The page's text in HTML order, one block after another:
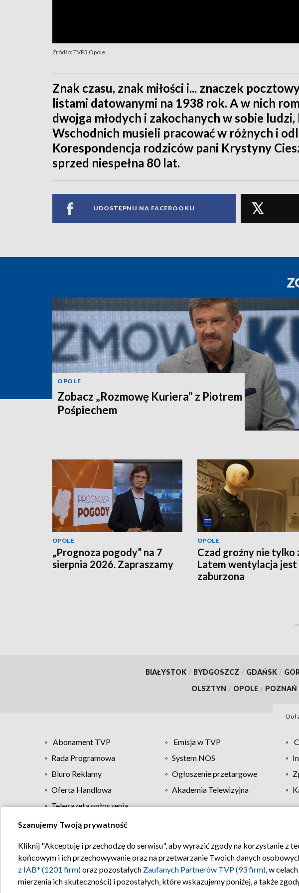
Źródło: TVP3 Opole
Znak czasu, znak miłości i... znaczek
listami datowanymi na 1938 rok. A w nich
dwojga młodych i zakochanych w sobie
Wschodnich musieli pracować w różnych i
Korespondencja rodziców pani Krystyny
sprzed niespełna 80 lat.
UDOSTĘPNIJ NA FACEBOOKU
OPOLE
Zobacz „Rozmowę Kuriera” z Piotrem
Pośpiechem
OPOLE
„Prognoza pogody” na 7
sierpnia 2026. Zapraszamy
OPOLE
Czad groźny nie tylko
Latem wentylacja jest
zaburzona
BIAŁYSTOK / BYDGOSZCZ / GDAŃSK /
OLSZTYN / OPOLE / POZNAŃ
Abonament TVP Emisja w TVP
Rada Programowa
System NOS
Biuro Reklamy
Ogłoszenie przetargowe
Oferta Handlowa
Akademia Telewizyjna
Telegazeta ogłoszenia
Regulamin TVP Polityka prywatności
Szanujemy Twoją prywatność
Kliknij "Akceptuję i przechodzę do serwisu", aby wyrazić zgody na korzystanie z
końcowym i ich przechowywanie oraz na przetwarzanie Twoich danych
z IAB* (1201 firm)oraz pozostałych Zaufanych Partnerów TVP (93 firm), w
mierzenia ich skuteczności) i pozostałych, które wskazujemy poniżej, a także